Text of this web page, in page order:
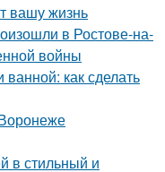
вашу жизнь
в Ростове-на-
войны
как сделать
в стильный и